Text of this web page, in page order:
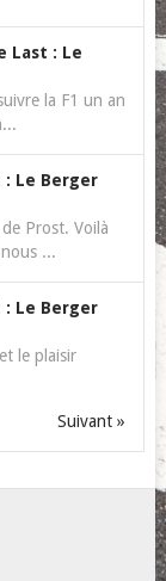
Last : Le
la F1 un an
: Le Berger
Prost. Voilà
...
: Le Berger
le plaisir
Suivant »